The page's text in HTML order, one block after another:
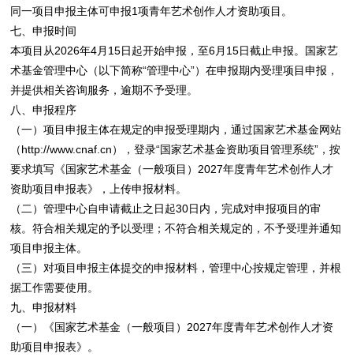
同一项目申报主体可申报1项青年艺术创作人才资助项目。
七、申报时间
本项目从2026年4月15日起开始申报，至6月15日截止申报。国家艺
术基金管理中心（以下简称“管理中心”）在申报期内受理项目申报，
并提供相关咨询服务，逾期不予受理。
八、申报程序
（一）项目申报主体在规定的申报受理期内，通过国家艺术基金网站
（http://www.cnaf.cn），登录“国家艺术基金资助项目管理系统”，按
要求填写《国家艺术基金（一般项目）2027年度青年艺术创作人才
资助项目申报表》，上传申报材料。
（二）管理中心自申请截止之日起30日内，完成对申报项目的审
核。符合相关规定的予以受理；不符合相关规定的，不予受理并通知
项目申报主体。
（三）对项目申报主体提交的申报材料，管理中心按规定管理，并根
据工作需要使用。
九、申报材料
（一）《国家艺术基金（一般项目）2027年度青年艺术创作人才资
助项目申报表》。